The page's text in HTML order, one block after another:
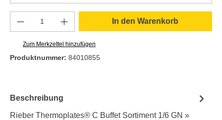
Produkt Anzahl: Gib den gewünschten
In den Warenkorb
Zum Merkzettel hinzufügen
Produktnummer: 84010855
Beschreibung
Rieber Thermoplates® C Buffet Sortiment 1/6 GN »